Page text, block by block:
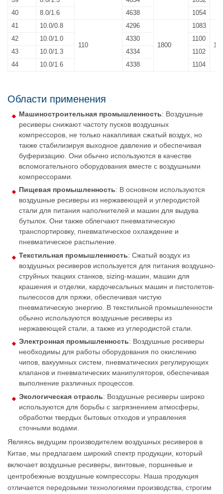
40
8.0/1.6 4638
1054
41
10.0/0.8
110
4296
1800
1083
42 10.0/1.0 4330
1100
43
10.0/1.3 4334
1102
44
10.0/1.6 4338 1104
Области применения
Машиностроительная промышленность: Воздушные
ресиверы снижают частоту пусков воздушных
компрессоров, не только накапливая сжатый воздух, но
также стабилизируя выходное давление и обеспечивая
буферизацию. Они обычно используются в качестве
вспомогательного оборудования вместе с воздушными
компрессорами.
Пищевая промышленность: В основном используются
воздушные ресиверы из нержавеющей и углеродистой
стали для питания наполнителей и машин для выдува
бутылок. Они также облегчают пневматическую
транспортировку, пневматическое охлаждение и
пневматическое распыление.
Текстильная промышленность: Сжатый воздух из
воздушных ресиверов используется для питания воздушно-
струйных ткацких станков, sizing-машин, машин для
крашения и отделки, кардочесальных машин и пистолетов-
пылесосов для пряжи, обеспечивая чистую
пневматическую энергию. В текстильной промышленности
обычно используются воздушные ресиверы из
нержавеющей стали, а также из углеродистой стали.
Электронная промышленность: Воздушные ресиверы
необходимы для работы оборудования по окислению
чипов, вакуумных систем, пневматических регулирующих
клапанов и пневматических манипуляторов, обеспечивая
выполнение различных процессов.
Экологическая отрасль: Воздушные ресиверы широко
используются для борьбы с загрязнением атмосферы,
обработки твердых бытовых отходов и управления
сточными водами.
Являясь ведущим производителем воздушных ресиверов в
Китае, мы предлагаем широкий спектр продукции, который
включает воздушные ресиверы, винтовые, поршневые и
центробежные воздушные компрессоры. Наша продукция
отличается передовыми технологиями производства, строгим